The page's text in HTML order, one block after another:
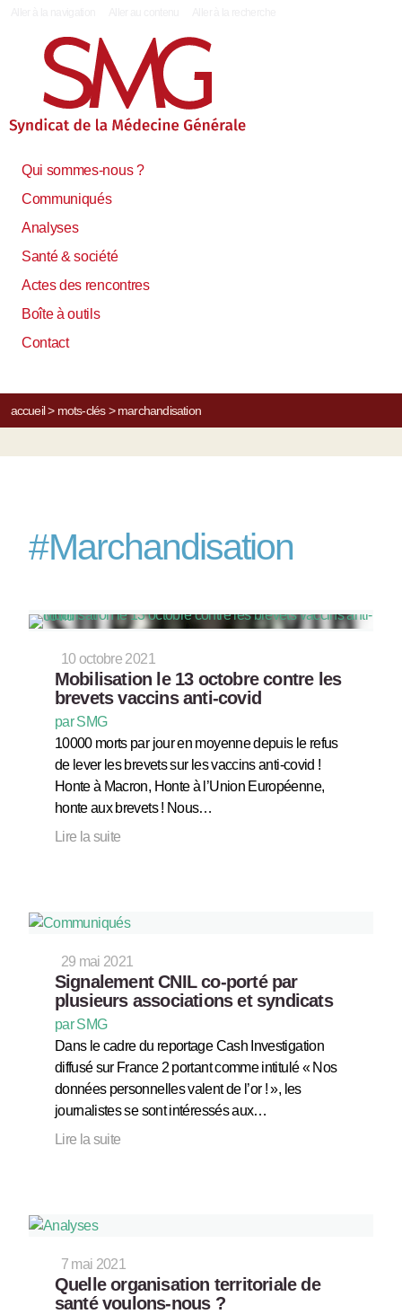
Qui sommes-nous ?
Communiqués
Analyses
Santé & société
Actes des rencontres
Boîte à outils
Contact
accueil> mots-clés> marchandisation
#Marchandisation
10 octobre 2021
Mobilisation le 13 octobre contre les
brevets vaccins anti-covid
par SMG
10000 morts par jour en moyenne depuis le refus
de lever les brevets sur les vaccins anti-covid !
Honte à Macron, Honte à l’Union Européenne,
honte aux brevets ! Nous…
Lire la suite
29 mai 2021
Signalement CNIL co-porté par
plusieurs associations et syndicats
par SMG
Dans le cadre du reportage Cash Investigation
diffusé sur France 2 portant comme intitulé « Nos
données personnelles valent de l’or ! », les
journalistes se sont intéressés aux…
Lire la suite
7 mai 2021
Quelle organisation territoriale de
santé voulons-nous ?